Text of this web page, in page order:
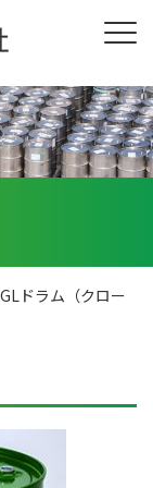
ドラム（クロー